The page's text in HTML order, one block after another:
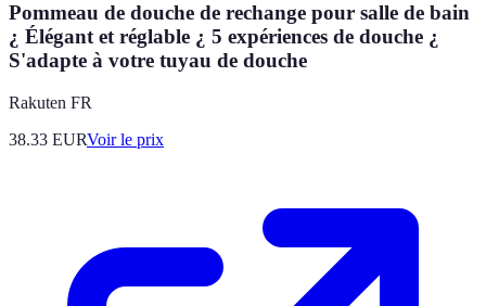
Pommeau de douche de rechange pour salle de bain
¿ Élégant et réglable ¿ 5 expériences de douche ¿
S'adapte à votre tuyau de douche
Rakuten FR
38.33 EURVoir le prix